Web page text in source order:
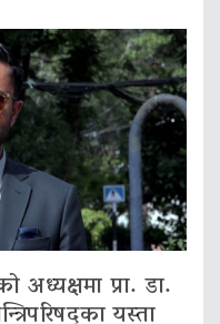
अध्यक्षमा प्रा. डा.